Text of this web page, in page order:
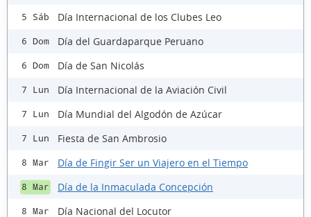
5 Sáb Día Internacional de los Clubes Leo
6 Dom Día del Guardaparque Peruano
6 Dom Día de San Nicolás
7 Lun Día Internacional de la Aviación Civil
7 Lun Día Mundial del Algodón de Azúcar
7 Lun Fiesta de San Ambrosio
8 Mar Día de Fingir Ser un Viajero en el Tiempo
8 Mar Día de la Inmaculada Concepción
8 Mar Día Nacional del Locutor